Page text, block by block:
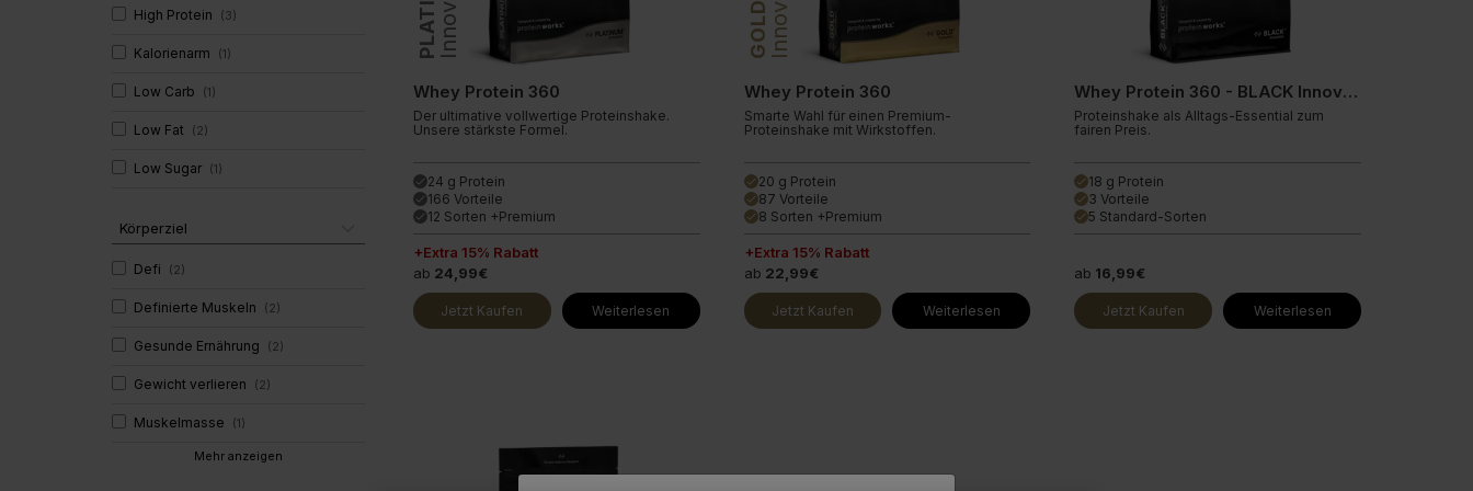
Endless Nootropic
Endless Coffee
Glucosamine Extra
High Protein (3)
Kalorienarm (1)
Low Carb (1)
Low Fat (2)
Low Sugar (1)
Körperziel
Defi (2)
Definierte Muskeln (2)
Gesunde Ernährung (2)
Gewicht verlieren (2)
Muskelmasse (1)
Mehr anzeigen
besten Preis ermöglicht.
Ist Whey Protein vegan? Nein, Whey Protein ist nicht vegan, da es auf Milchbasis besteht. Stöbere dich
durch unser preisgekröntes Sortiment an
veganen Proteinpulvernund entdecke deine liebsten Shakes auf pfanzlicher Basis.
Whey Protein 360
Der ultimative vollwertige Proteinshake.
Unsere stärkste Formel.
done 24 g Protein
done 166 Vorteile
done 12 Sorten +Premium
+Extra 15% Rabatt
ab 24,99€
Jetzt Kaufen Weiterlesen
GOLD
Whey Protein 360
Smarte Wahl für einen Premium-
Proteinshake mit Wirkstoffen.
done 20 g Protein
done 87 Vorteile
done 8 Sorten +Premium
+Extra 15% Rabatt
ab 22,99€
Jetzt Kaufen Weiterlesen
Whey Protein 360 - BLACK Innovation
Proteinshake als Alltags-Essential zum
fairen Preis.
done18 g Protein
done3 Vorteile
done5 Standard-Sorten
ab 16,99€
Jetzt Kaufen Weiterlesen